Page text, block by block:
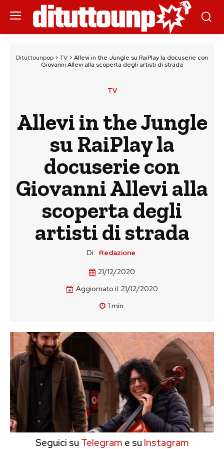
Dituttounpop > TV > Allevi in the Jungle su RaiPlay la docuserie con
Giovanni Allevi alla scoperta degli artisti di strada
TV
Allevi in the Jungle
su RaiPlay la
docuserie con
Giovanni Allevi alla
scoperta degli
artisti di strada
Di: Redazione
21/12/2020
Aggiornato il: 21/12/2020
1 min.
Seguici su Telegram e su Instagram